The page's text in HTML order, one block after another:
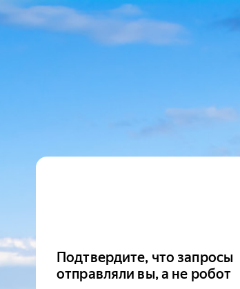
Подтвердите, что запросы
отправляли вы, а не робот